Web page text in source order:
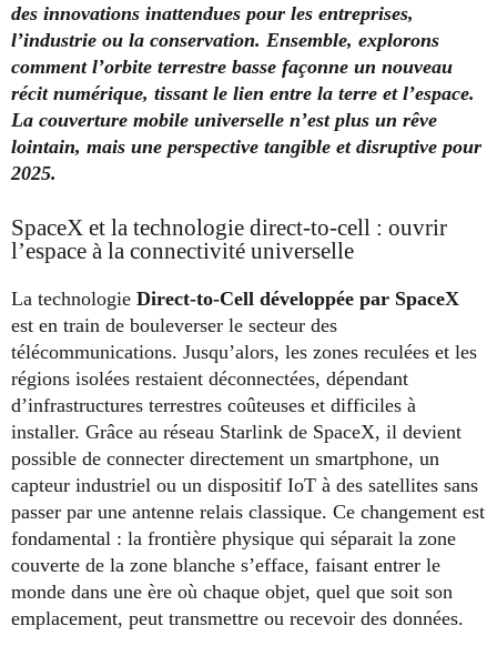
des innovations inattendues pour les entreprises,
l’industrie ou la conservation. Ensemble, explorons
comment l’orbite terrestre basse façonne un nouveau
récit numérique, tissant le lien entre la terre et l’espace.
La couverture mobile universelle n’est plus un rêve
lointain, mais une perspective tangible et disruptive pour
2025.
SpaceX et la technologie direct-to-cell : ouvrir
l’espace à la connectivité universelle
La technologie Direct-to-Cell développée par SpaceX
est en train de bouleverser le secteur des
télécommunications. Jusqu’alors, les zones reculées et les
régions isolées restaient déconnectées, dépendant
d’infrastructures terrestres coûteuses et difficiles à
installer. Grâce au réseau Starlink de SpaceX, il devient
possible de connecter directement un smartphone, un
capteur industriel ou un dispositif IoT à des satellites sans
passer par une antenne relais classique. Ce changement est
fondamental : la frontière physique qui séparait la zone
couverte de la zone blanche s’efface, faisant entrer le
monde dans une ère où chaque objet, quel que soit son
emplacement, peut transmettre ou recevoir des données.